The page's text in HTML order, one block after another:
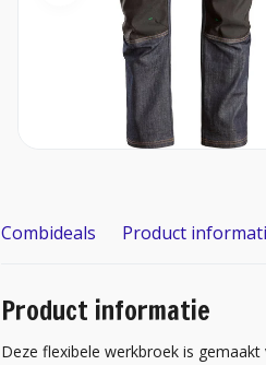
Combideals Product
Product informatie
Deze flexibele werkbroek is